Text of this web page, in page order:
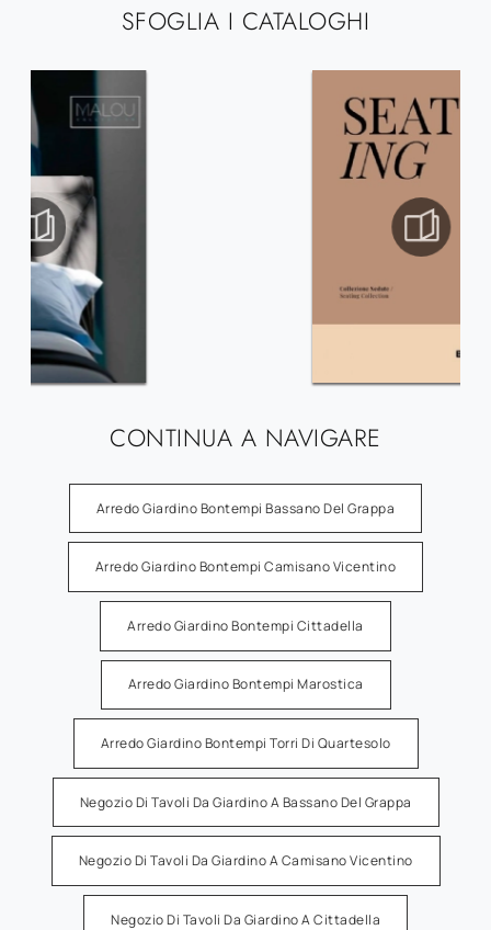
SFOGLIA I CATALOGHI
CONTINUA A NAVIGARE
Arredo Giardino Bontempi Bassano Del Grappa
Arredo Giardino Bontempi Camisano Vicentino
Arredo Giardino Bontempi Cittadella
Arredo Giardino Bontempi Marostica
Arredo Giardino Bontempi Torri Di Quartesolo
Negozio Di Tavoli Da Giardino A Bassano Del Grappa
Negozio Di Tavoli Da Giardino A Camisano Vicentino
Negozio Di Tavoli Da Giardino A Cittadella